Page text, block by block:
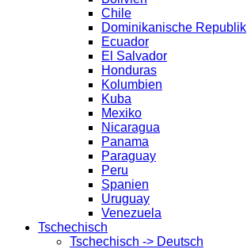
Chile
Dominikanische Republik
Ecuador
El Salvador
Honduras
Kolumbien
Kuba
Mexiko
Nicaragua
Panama
Paraguay
Peru
Spanien
Uruguay
Venezuela
Tschechisch
Tschechisch -> Deutsch